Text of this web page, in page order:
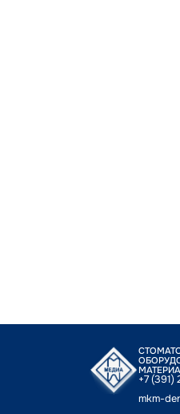
+7 (391)
mkm-